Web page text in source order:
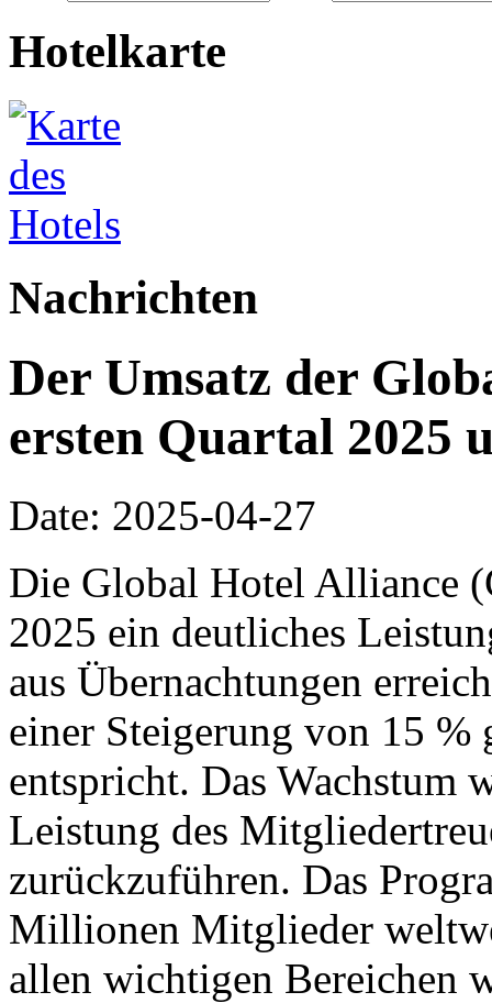
Hotelkarte
Nachrichten
Der Umsatz der
ersten Quartal 2025
Date: 2025-04-27
Die Global Hotel Alliance
2025 ein deutliches
aus Übernachtungen
einer Steigerung von 15 %
entspricht. Das Wachstum
Leistung des
zurückzuführen. Das
Millionen Mitglieder
allen wichtigen Bereichen